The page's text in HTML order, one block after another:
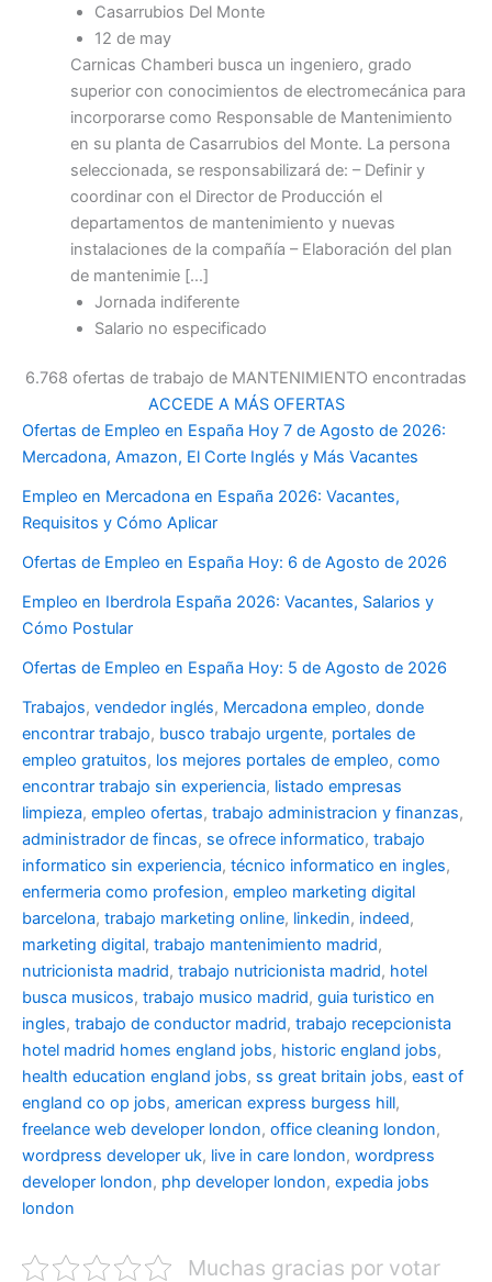
Casarrubios Del Monte
12 de may
Carnicas Chamberi busca un ingeniero, grado
superior con conocimientos de electromecánica para
incorporarse como Responsable de Mantenimiento
en su planta de Casarrubios del Monte. La persona
seleccionada, se responsabilizará de: – Definir y
coordinar con el Director de Producción el
departamentos de mantenimiento y nuevas
instalaciones de la compañía – Elaboración del plan
de mantenimie […]
Jornada indiferente
Salario no especificado
6.768 ofertas de trabajo de MANTENIMIENTO encontradas
ACCEDE A MÁS OFERTAS
Ofertas de Empleo en España Hoy 7 de Agosto de 2026:
Mercadona, Amazon, El Corte Inglés y Más Vacantes
Empleo en Mercadona en España 2026: Vacantes,
Requisitos y Cómo Aplicar
Ofertas de Empleo en España Hoy: 6 de Agosto de 2026
Empleo en Iberdrola España 2026: Vacantes, Salarios y
Cómo Postular
Ofertas de Empleo en España Hoy: 5 de Agosto de 2026
Trabajos, vendedor inglés, Mercadona empleo, donde
encontrar trabajo, busco trabajo urgente, portales de
empleo gratuitos, los mejores portales de empleo, como
encontrar trabajo sin experiencia, listado empresas
limpieza, empleo ofertas, trabajo administracion y finanzas,
administrador de fincas, se ofrece informatico, trabajo
informatico sin experiencia, técnico informatico en ingles,
enfermeria como profesion, empleo marketing digital
barcelona, trabajo marketing online, linkedin, indeed,
marketing digital, trabajo mantenimiento madrid,
nutricionista madrid, trabajo nutricionista madrid, hotel
busca musicos, trabajo musico madrid, guia turistico en
ingles, trabajo de conductor madrid, trabajo recepcionista
hotel madrid homes england jobs, historic england jobs,
health education england jobs, ss great britain jobs, east of
england co op jobs, american express burgess hill,
freelance web developer london, office cleaning london,
wordpress developer uk, live in care london, wordpress
developer london, php developer london, expedia jobs
london
Muchas gracias por votar